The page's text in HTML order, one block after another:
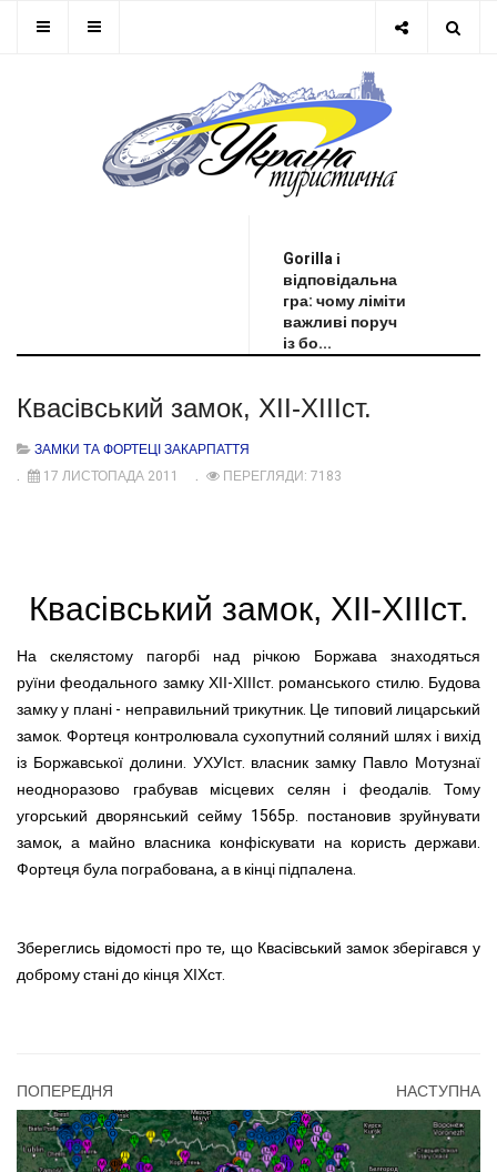
Gorilla і
відповідальна
гра: чому ліміти
важливі поруч
із бо...
Квасівський замок, ХІІ-ХІІІст.
ЗАМКИ ТА ФОРТЕЦІ ЗАКАРПАТТЯ
17 ЛИСТОПАДА 2011
ПЕРЕГЛЯДИ: 7183
Квасівський замок, ХІІ-ХІІІст.
На скелястому пагорбі над річкою Боржава знаходяться
руїни феодального замку ХІІ-ХІІІст. романського стилю. Будова
замку у плані - неправильний трикутник. Це типовий лицарський
замок. Фортеця контролювала сухопутний соляний шлях і вихід
із Боржавської долини. УХУІст. власник замку Павло Мотузнаї
неодноразово грабував місцевих селян і феодалів. Тому
угорський дворянський сейму 1565р. постановив зруйнувати
замок, а майно власника конфіскувати на користь держави.
Фортеця була пограбована, а в кінці підпалена.
Збереглись відомості про те, що Квасівський замок зберігався у
доброму стані до кінця ХІХст.
ПОПЕРЕДНЯ НАСТУПНА